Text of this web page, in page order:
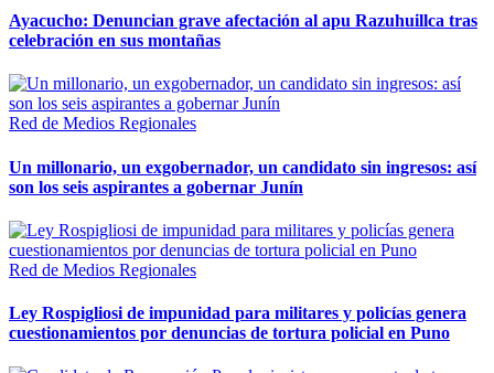
Ayacucho: Denuncian grave afectación al apu Razuhuillca tras
celebración en sus montañas
Red de Medios Regionales
Un millonario, un exgobernador, un candidato sin ingresos: así
son los seis aspirantes a gobernar Junín
Red de Medios Regionales
Ley Rospigliosi de impunidad para militares y policías genera
cuestionamientos por denuncias de tortura policial en Puno